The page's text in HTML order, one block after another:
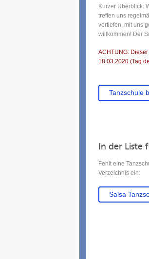
Kurzer Überblick:
treffen uns
vertiefen, mit uns
willkommen! Der
ACHTUNG:
18.03.2020 (Tag
Tanzschule
In der Liste
Fehlt eine
Verzeichnis ein:
Salsa